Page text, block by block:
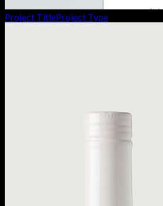
Project TitleProject Type